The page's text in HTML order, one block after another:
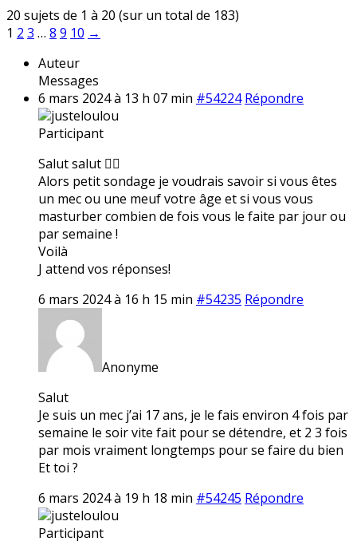
20 sujets de 1 à 20 (sur un total de 183)
1 2 3 … 8 9 10 →
Auteur
Messages
6 mars 2024 à 13 h 07 min #54224 Répondre
justeloulou
Participant
Salut salut ✌🏼
Alors petit sondage je voudrais savoir si vous êtes
un mec ou une meuf votre âge et si vous vous
masturber combien de fois vous le faite par jour ou
par semaine !
Voilà
J attend vos réponses!
6 mars 2024 à 16 h 15 min #54235 Répondre
Anonyme
Salut
Je suis un mec j’ai 17 ans, je le fais environ 4 fois par
semaine le soir vite fait pour se détendre, et 2 3 fois
par mois vraiment longtemps pour se faire du bien
Et toi ?
6 mars 2024 à 19 h 18 min #54245 Répondre
justeloulou
Participant